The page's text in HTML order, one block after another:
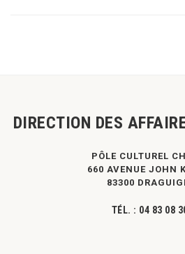
DIRECTION DES
PÔLE CULTUREL
660 AVENUE JOHN
83300
TÉL. : 04 83 08